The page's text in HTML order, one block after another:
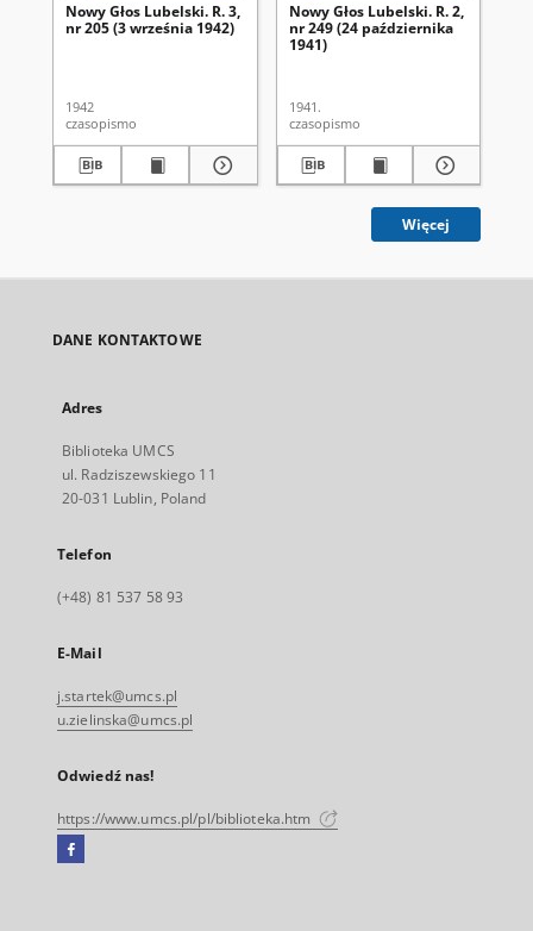
Nowy Głos Lubelski. R. 3,
nr 205 (3 września 1942)
1942
czasopismo
Nowy Głos Lubelski. R. 2,
nr 249 (24 października
1941)
1941.
czasopismo
Więcej
DANE KONTAKTOWE
Adres
Biblioteka UMCS
ul. Radziszewskiego 11
20-031 Lublin, Poland
Telefon
(+48) 81 537 58 93
E-Mail
j.startek@umcs.pl
u.zielinska@umcs.pl
Odwiedź nas!
https://www.umcs.pl/pl/biblioteka.htm
Facebook